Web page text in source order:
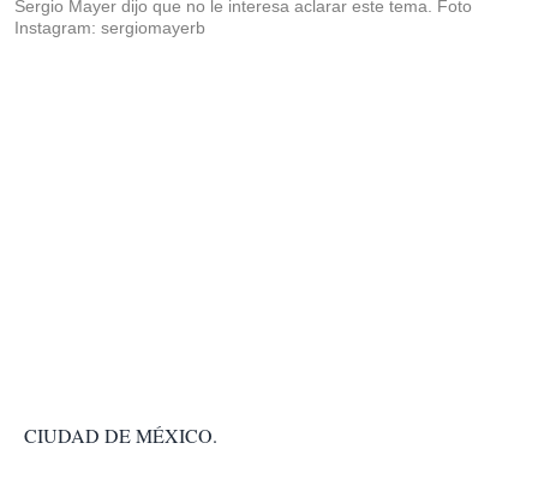
Sergio Mayer dijo que no le interesa aclarar este tema. Foto
Instagram: sergiomayerb
CIUDAD DE MÉXICO.